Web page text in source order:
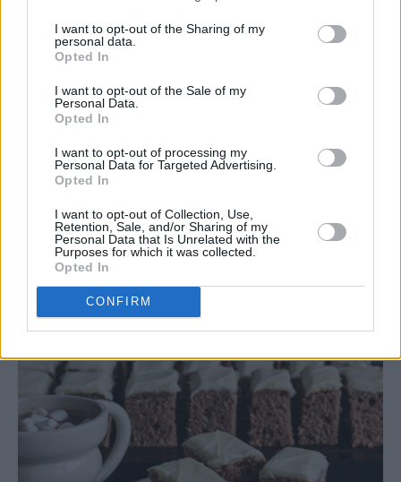
I want to opt-out of the Sharing of my
personal data.
Opted In
I want to opt-out of the Sale of my
Personal Data.
Opted In
I want to opt-out of processing my
Personal Data for Targeted Advertising.
Opted In
I want to opt-out of Collection, Use,
Retention, Sale, and/or Sharing of my
Personal Data that Is Unrelated with the
Purposes for which it was collected.
Opted In
CONFIRM